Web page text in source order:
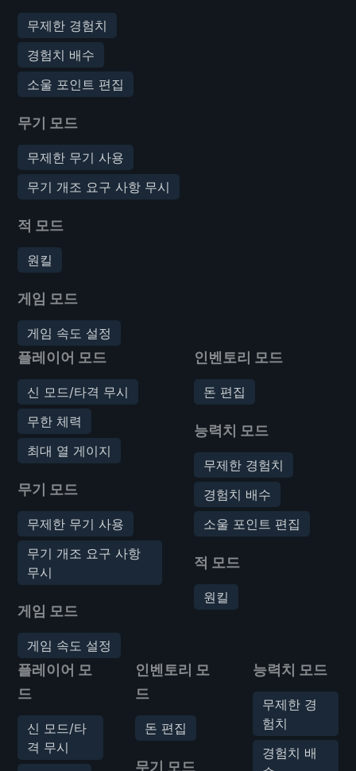
무제한 경험치
경험치 배수
소울 포인트 편집
무기 모드
무제한 무기 사용
무기 개조 요구 사항 무시
적 모드
원킬
게임 모드
게임 속도 설정
플레이어 모드
신 모드/타격 무시
무한 체력
최대 열 게이지
무기 모드
무제한 무기 사용
무기 개조 요구 사항
무시
게임 모드
게임 속도 설정
인벤토리 모드
돈 편집
능력치 모드
무제한 경험치
경험치 배수
소울 포인트 편집
적 모드
원킬
플레이어 모
드
신 모드/타
격 무시
인벤토리 모
드
돈 편집
무기 모드
능력치 모드
무제한 경
험치
경험치 배